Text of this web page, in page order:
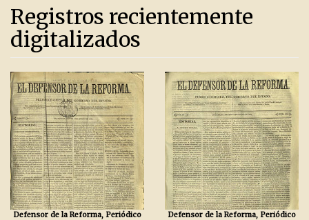
Registros recientemente
digitalizados
Defensor de la Reforma, Periódico
Defensor de la Reforma, Periódico